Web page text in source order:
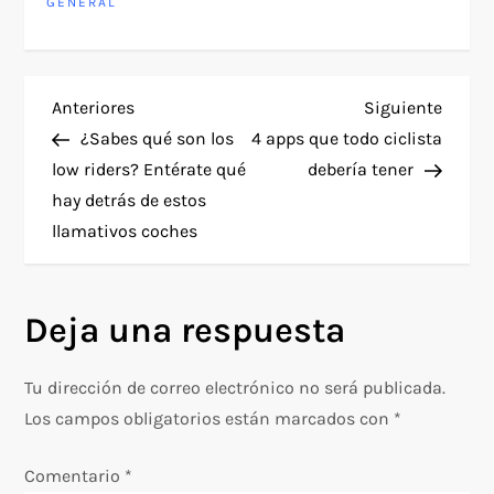
N
a
v
g
a
c
i
Entrada
anterior
Anteriores
¿Sabes qué son los
low riders? Entérate qué
hay detrás de estos
llamativos coches
Siguiente
4 apps que todo ciclista
debería tener
Deja una respuesta
Tu dirección de correo electrónico no será publicada.
Los campos obligatorios están marcados con *
Comentario *